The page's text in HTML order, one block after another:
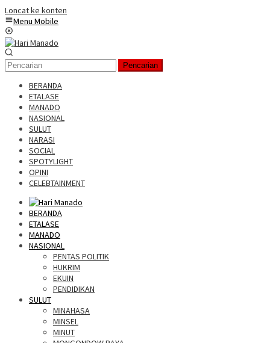
Loncat ke konten
Menu Mobile
Pencarian
BERANDA
ETALASE
MANADO
NASIONAL
SULUT
NARASI
SOCIAL
SPOTYLIGHT
OPINI
CELEBTAINMENT
BERANDA
ETALASE
MANADO
NASIONAL
PENTAS POLITIK
HUKRIM
EKUIN
PENDIDIKAN
SULUT
MINAHASA
MINSEL
MINUT